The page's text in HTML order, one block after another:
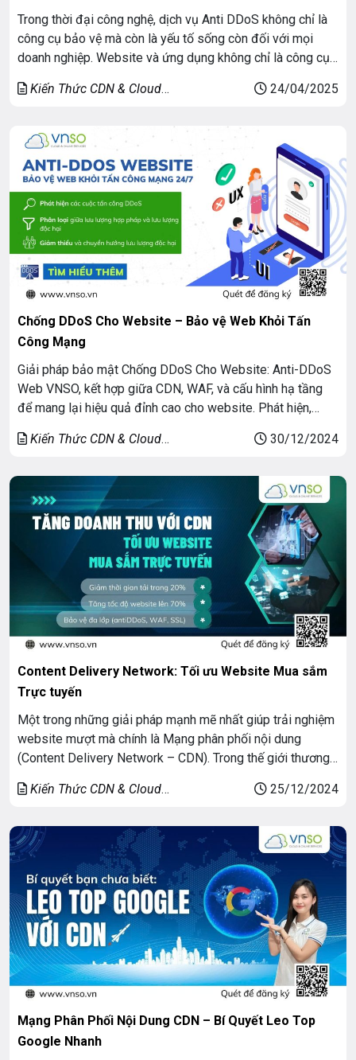
Trong thời đại công nghệ, dịch vụ Anti DDoS không chỉ là
công cụ bảo vệ mà còn là yếu tố sống còn đối với mọi
doanh nghiệp. Website và ứng dụng không chỉ là công cụ
nghiệp. Tuy nhiên, cùng với […]
Kiến Thức CDN & Cloud
24/04/2025
Chống DDoS Cho Website – Bảo vệ Web Khỏi Tấn
Công Mạng
Giải pháp bảo mật Chống DDoS Cho Website: Anti-DDoS
Web VNSO, kết hợp giữa CDN, WAF, và cấu hình hạ tầng
để mang lại hiệu quả đỉnh cao cho website. Phát hiện,
doanh và đầu tư trong thời đại chuyển đổi số! Dễ […]
Kiến Thức CDN & Cloud
30/12/2024
Content Delivery Network: Tối ưu Website Mua sắm
Trực tuyến
Một trong những giải pháp mạnh mẽ nhất giúp trải nghiệm
website mượt mà chính là Mạng phân phối nội dung
(Content Delivery Network – CDN). Trong thế giới thương
dùng mượt mà, nhanh chóng và an toàn là yếu tố then chốt
Kiến Thức CDN & Cloud
25/12/2024
Mạng Phân Phối Nội Dung CDN – Bí Quyết Leo Top
Google Nhanh